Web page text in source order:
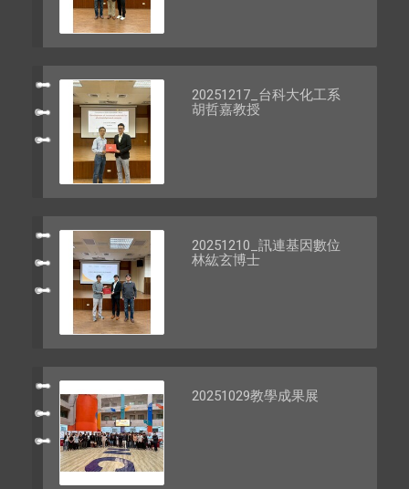
20251217_台科大化工系
胡哲嘉教授
20251210_訊連基因數位
林紘玄博士
20251029教學成果展